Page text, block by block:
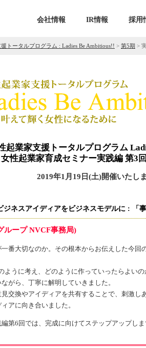
会社情報 IR情報 採用
トータルプログラム : Ladies Be Ambitious!! > 第5期 >
起業家支援トータルプログラム
女性起業家育成セミナー実践編 第3
2019年1月19日(土)開催いたし
ネスアイディアをビジネスモデルに : 「
ループ NVCF事務局)
番大切なのか。その根本からお伝えした今回
ように考え、どのように作っていったらよい
がら、丁寧に解明していきました。
交換やアイディアを共有することで、刺激し
アに向き合いました。
第6回では、完成に向けてステップアップし